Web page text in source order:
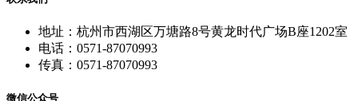
地址：杭州市西湖区万塘路8号黄龙时代广场B座1202室
电话：0571-87070993
传真：0571-87070993
微信公众号